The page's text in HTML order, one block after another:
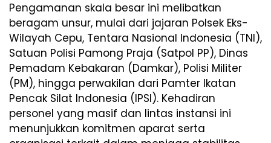
Pengamanan skala besar ini melibatkan
beragam unsur, mulai dari jajaran Polsek Eks-
Wilayah Cepu, Tentara Nasional Indonesia (TNI),
Satuan Polisi Pamong Praja (Satpol PP), Dinas
Pemadam Kebakaran (Damkar), Polisi Militer
(PM), hingga perwakilan dari Pamter Ikatan
Pencak Silat Indonesia (IPSI). Kehadiran
personel yang masif dan lintas instansi ini
menunjukkan komitmen aparat serta